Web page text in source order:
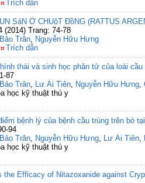
Trích dẫn
SáN Ở CHUộT ĐồNG (RATTUS
(2014) Trang: 74-78
Trân, Nguyễn Hữu Hưng
Trích dẫn
thái và sinh học phân tử của loài
87
Trân, Lư Ái Tiên, Nguyễn Hữu Hưng,
học kỹ thuật thú y
bệnh lý của bệnh cầu trùng trên bò
94
Trân, Nguyễn Hữu Hưng, Lư Ái Tiên,
học kỹ thuật thú y
the Efficacy of Nitazoxanide against